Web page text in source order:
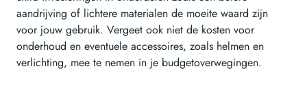
aandrijving of lichtere materialen de moeite waard zijn
voor jouw gebruik. Vergeet ook niet de kosten voor
onderhoud en eventuele accessoires, zoals helmen en
verlichting, mee te nemen in je budgetoverwegingen.